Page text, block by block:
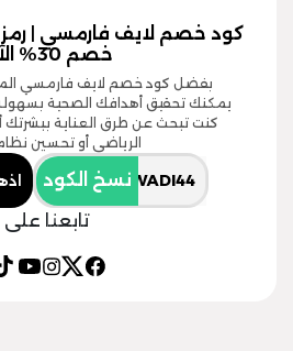
خصم 30% الآن
يمكنك تحقيق أهدافك الصحية
كنت تبحث عن طرق العناية ببشرتك
الرياضي أو تحسين
نسخ الكود
تابعنا على